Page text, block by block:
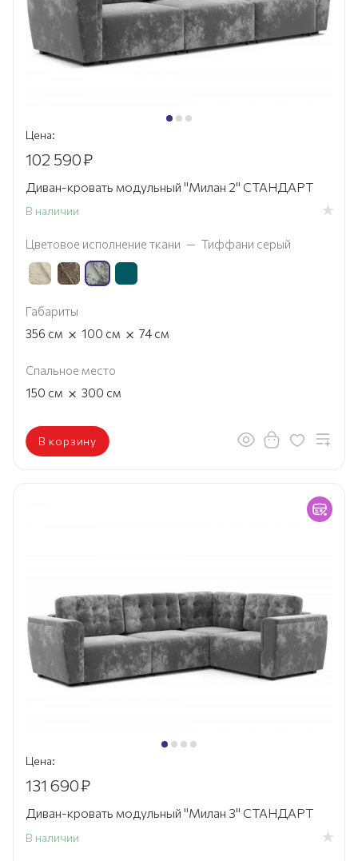
Цена:
102 590₽
Диван-кровать модульный "Милан 2" СТАНДАРТ
В наличии
Цветовое исполнение ткани — Тиффани серый
Габариты
356 см × 100 см × 74 см
Спальное место
150 см × 300 см
В корзину
Цена:
131 690₽
Диван-кровать модульный "Милан 3" СТАНДАРТ
В наличии